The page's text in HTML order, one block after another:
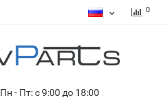
0
Пн - Пт: с 9:00 до 18:00